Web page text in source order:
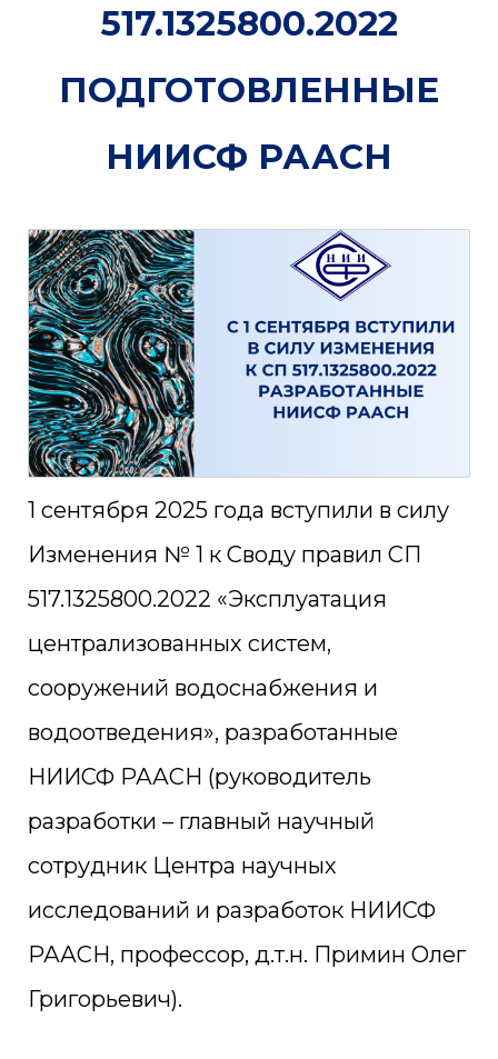
517.1325800.2022
ПОДГОТОВЛЕННЫЕ
НИИСФ РААСН
1 сентября 2025 года вступили в силу
Изменения № 1 к Своду правил СП
517.1325800.2022 «Эксплуатация
централизованных систем,
сооружений водоснабжения и
водоотведения», разработанные
НИИСФ РААСН (руководитель
разработки – главный научный
сотрудник Центра научных
исследований и разработок НИИСФ
РААСН, профессор, д.т.н. Примин Олег
Григорьевич).